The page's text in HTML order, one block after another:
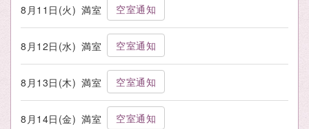
8月11日(火) 満室 空室通知
8月12日(水) 満室 空室通知
8月13日(木) 満室 空室通知
8月14日(金) 満室 空室通知